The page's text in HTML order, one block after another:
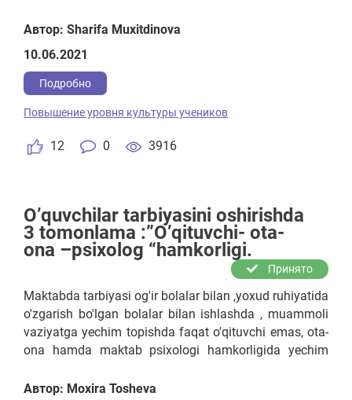
Автор: Sharifa Muxitdinova
10.06.2021
Подробно
12 0 3916
Повышение уровня культуры учеников
O’quvchilar tarbiyasini oshirishda
3 tomonlama :”O’qituvchi- ota-
ona –psixolog “hamkorligi.
Принято
Maktabda tarbiyasi og'ir bolalar bilan ,yoxud ruhiyatida
o'zgarish bo'lgan bolalar bilan ishlashda , muammoli
vaziyatga yechim topishda faqat o'qituvchi emas, ota-
ona hamda maktab psixologi hamkorligida yechim
olishga birgalikda harakat qilinadi.
Автор: Moxira Tosheva